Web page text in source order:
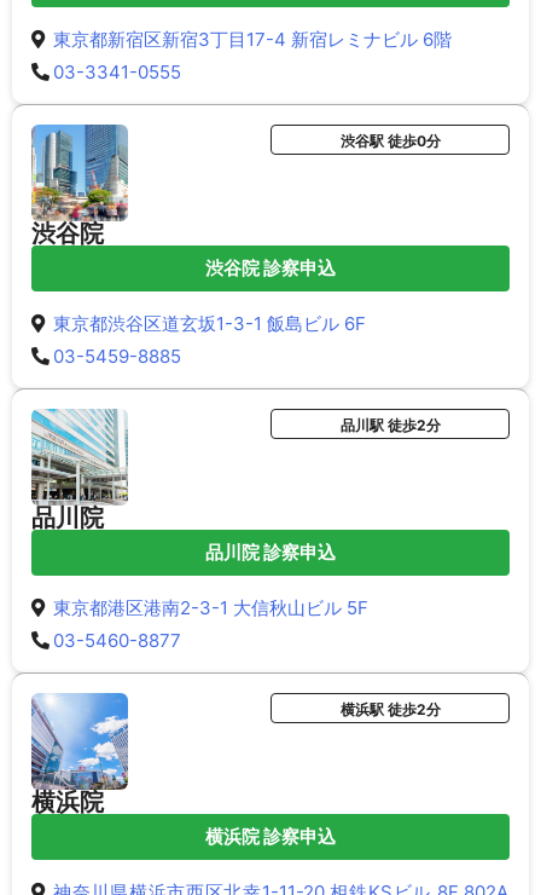
東京都新宿区新宿3丁目17-4 新宿レミナビル 6階
03-3341-0555
渋谷院
渋谷駅 徒歩0分
渋谷院 診察申込
東京都渋谷区道玄坂1-3-1 飯島ビル 6F
03-5459-8885
品川院
品川駅 徒歩2分
品川院 診察申込
東京都港区港南2-3-1 大信秋山ビル 5F
03-5460-8877
横浜院
横浜駅 徒歩2分
横浜院 診察申込